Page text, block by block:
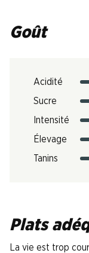
Goût
Acidité
Sucre
Intensité
Élevage
Tanins
Plats
La vie est trop